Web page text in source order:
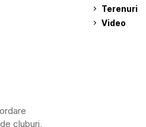
cluburi,
Terenuri
Video